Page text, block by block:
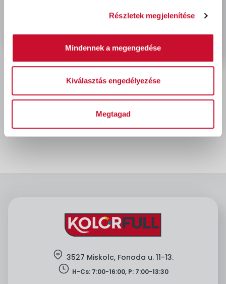
Részletek megjelenítése
Mindennek a megengedése
Kiválasztás engedélyezése
Megtagad
Dulux Nagyvilág Színei
TITOKZATOS FÜGGŐKERT
location 3527 Miskolc, Fonoda u. 11-13.
clock H-Cs: 7:00-16:00, P: 7:00-13:30